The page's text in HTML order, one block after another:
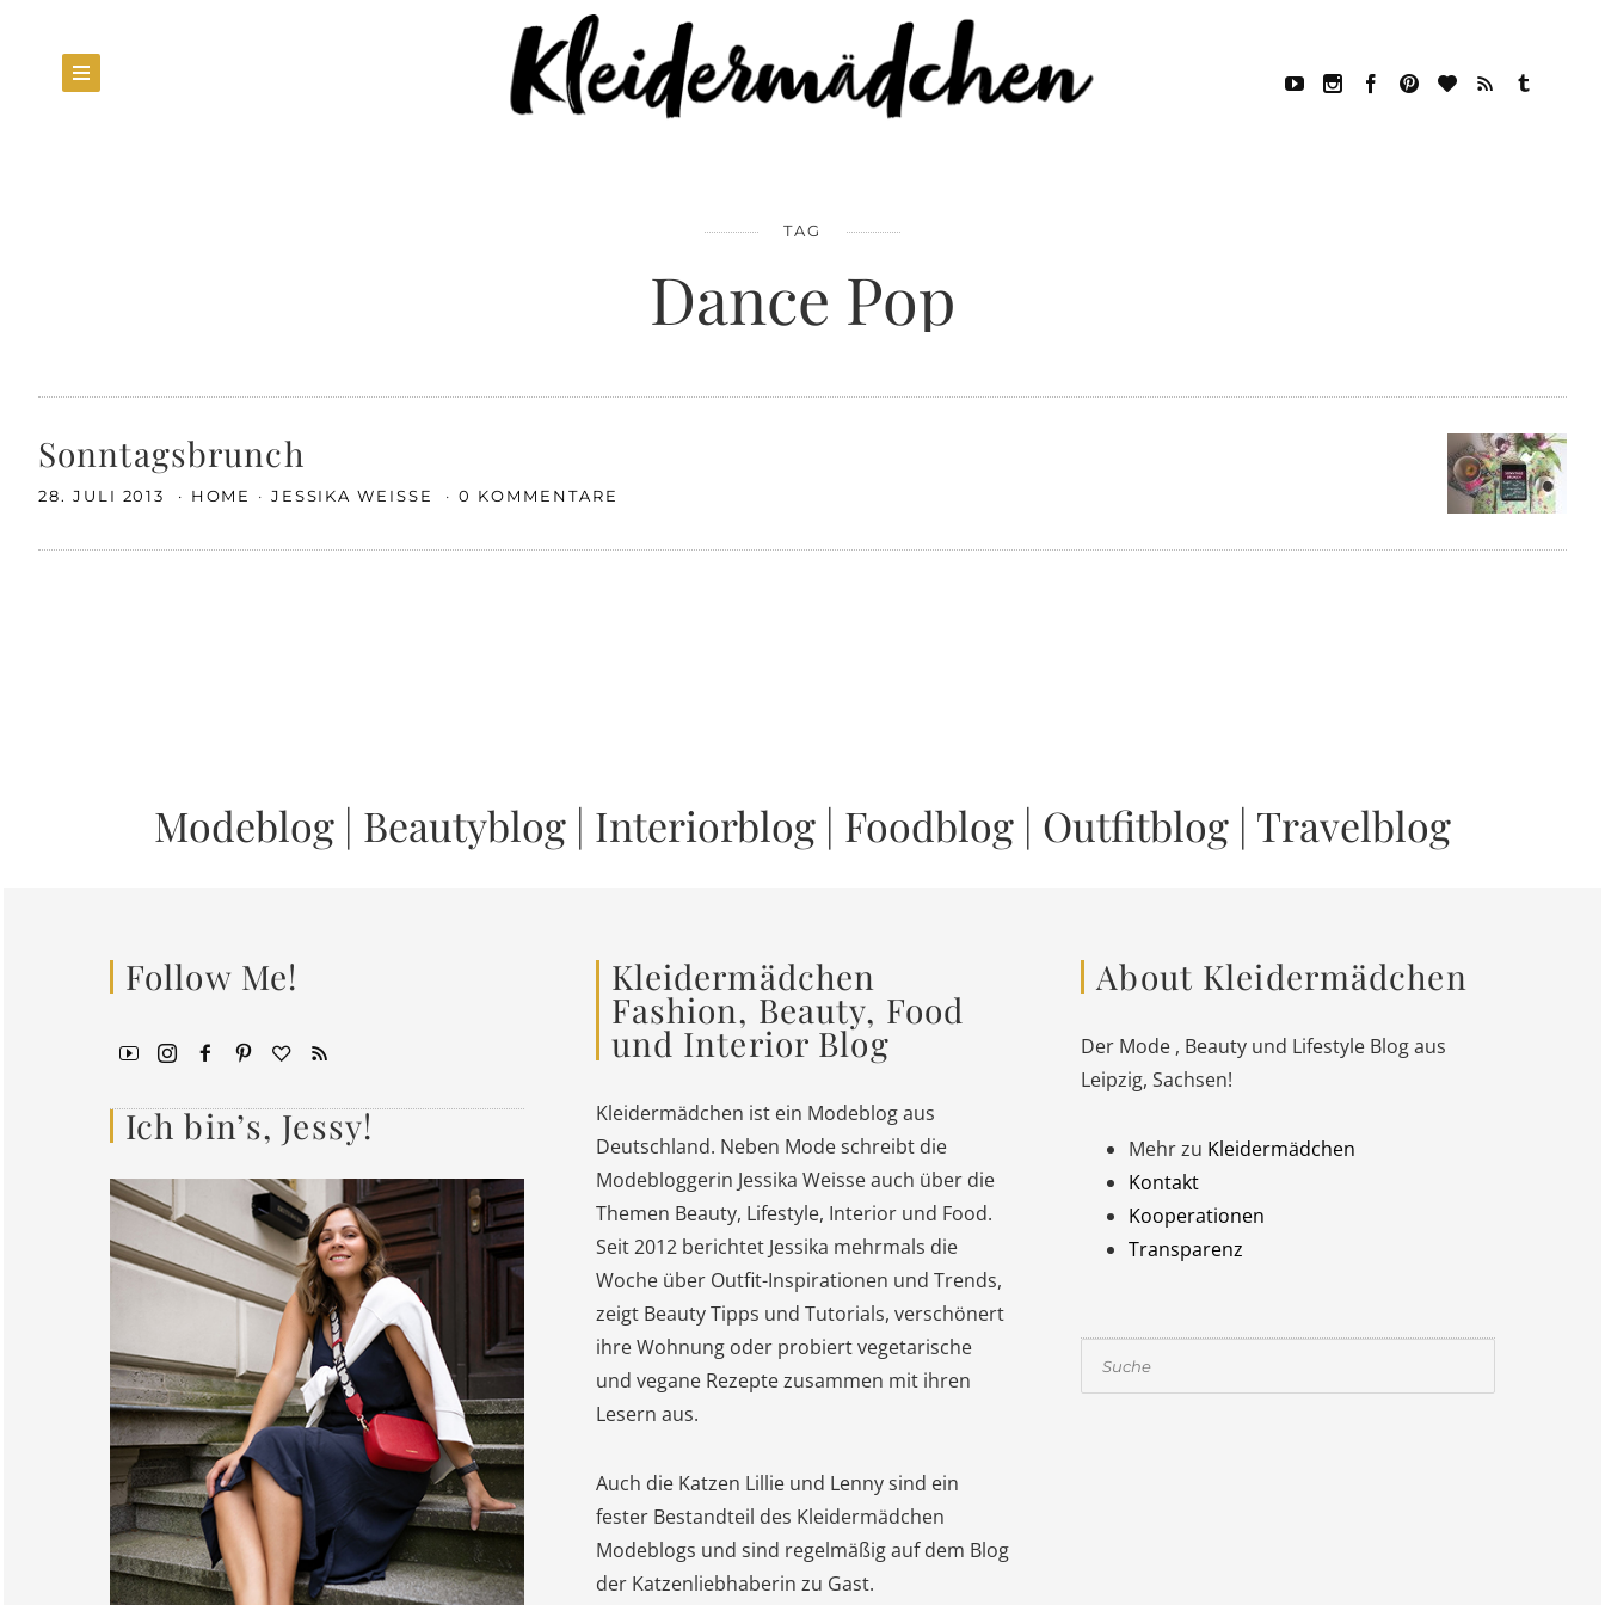
TAG
Dance Pop
Sonntagsbrunch
28. JULI 2013 HOME JESSIKA WEISSE 0 KOMMENTARE
Modeblog | Beautyblog | Interiorblog | Foodblog | Outfitblog | Travelblog
Follow Me!
Ich bin’s, Jessy!
Kleidermädchen
Fashion, Beauty, Food
und Interior Blog
Kleidermädchen ist ein Modeblog aus
Deutschland. Neben Mode schreibt die
Modebloggerin Jessika Weisse auch über die
Themen Beauty, Lifestyle, Interior und Food.
Seit 2012 berichtet Jessika mehrmals die
Woche über Outfit-Inspirationen und Trends,
zeigt Beauty Tipps und Tutorials, verschönert
ihre Wohnung oder probiert vegetarische
und vegane Rezepte zusammen mit ihren
Lesern aus.
Auch die Katzen Lillie und Lenny sind ein
fester Bestandteil des Kleidermädchen
Modeblogs und sind regelmäßig auf dem Blog
der Katzenliebhaberin zu Gast.
About Kleidermädchen
Der Mode , Beauty und Lifestyle Blog aus
Leipzig, Sachsen!
Mehr zu Kleidermädchen
Kontakt
Kooperationen
Transparenz
Suchen